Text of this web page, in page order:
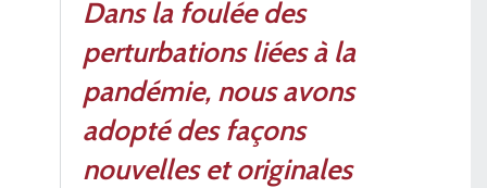
Dans la foulée des
perturbations liées à la
pandémie, nous avons
adopté des façons
nouvelles et originales